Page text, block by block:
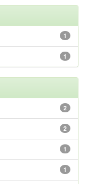
1
1
2
2
1
1